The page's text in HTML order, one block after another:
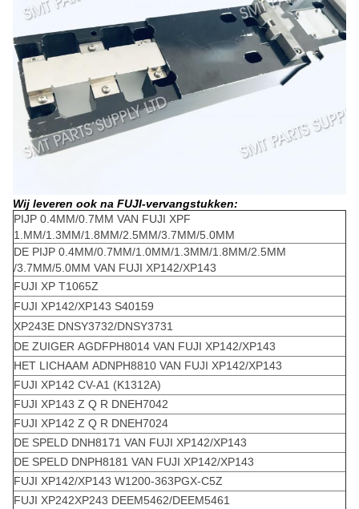
Wij leveren ook na FUJI-vervangstukken:
PIJP 0.4MM/0.7MM VAN FUJI XPF
1.MM/1.3MM/1.8MM/2.5MM/3.7MM/5.0MM
DE PIJP 0.4MM/0.7MM/1.0MM/1.3MM/1.8MM/2.5MM
/3.7MM/5.0MM VAN FUJI XP142/XP143
FUJI XP T1065Z
FUJI XP142/XP143 S40159
XP243E DNSY3732/DNSY3731
DE ZUIGER AGDFPH8014 VAN FUJI XP142/XP143
HET LICHAAM ADNPH8810 VAN FUJI XP142/XP143
FUJI XP142 CV-A1 (K1312A)
FUJI XP143 Z Q R DNEH7042
FUJI XP142 Z Q R DNEH7024
DE SPELD DNH8171 VAN FUJI XP142/XP143
DE SPELD DNPH8181 VAN FUJI XP142/XP143
FUJI XP142/XP143 W1200-363PGX-C5Z
FUJI XP242XP243 DEEM5462/DEEM5461